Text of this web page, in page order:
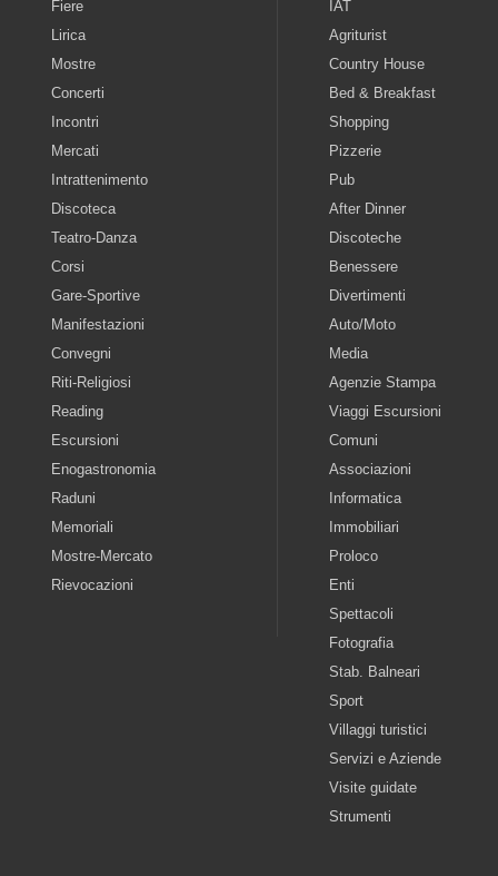
Fiere
Lirica
Mostre
Concerti
Incontri
Mercati
Intrattenimento
Discoteca
Teatro-Danza
Corsi
Gare-Sportive
Manifestazioni
Convegni
Riti-Religiosi
Reading
Escursioni
Enogastronomia
Raduni
Memoriali
Mostre-Mercato
Rievocazioni
IAT
Agriturist
Country House
Bed & Breakfast
Shopping
Pizzerie
Pub
After Dinner
Discoteche
Benessere
Divertimenti
Auto/Moto
Media
Agenzie Stampa
Viaggi Escursioni
Comuni
Associazioni
Informatica
Immobiliari
Proloco
Enti
Spettacoli
Fotografia
Stab. Balneari
Sport
Villaggi turistici
Servizi e Aziende
Visite guidate
Strumenti